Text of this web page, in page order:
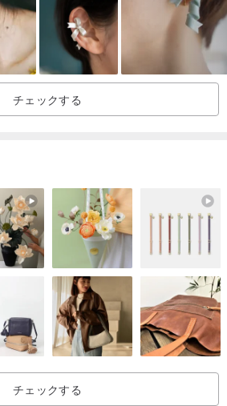
送ボックスです。
、ギフトをより適切にするために、絶妙
ュエリーギフトボックス]を購入すること
ンク➤➤➤hk.pinkoi.com/product/9Cx6
を提供していますので、カードの内容を
い~
法について】
つかないように、各ジュエリーアイテム
存袋」に個別に保管されています。
チェックする
チェックする